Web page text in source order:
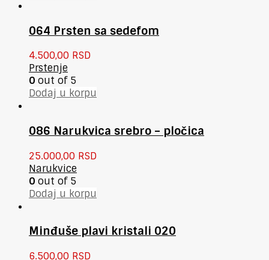
064 Prsten sa sedefom
4.500,00 RSD
Prstenje
0 out of 5
Dodaj u korpu
086 Narukvica srebro – pločica
25.000,00 RSD
Narukvice
0 out of 5
Dodaj u korpu
Minđuše plavi kristali 020
6.500,00 RSD